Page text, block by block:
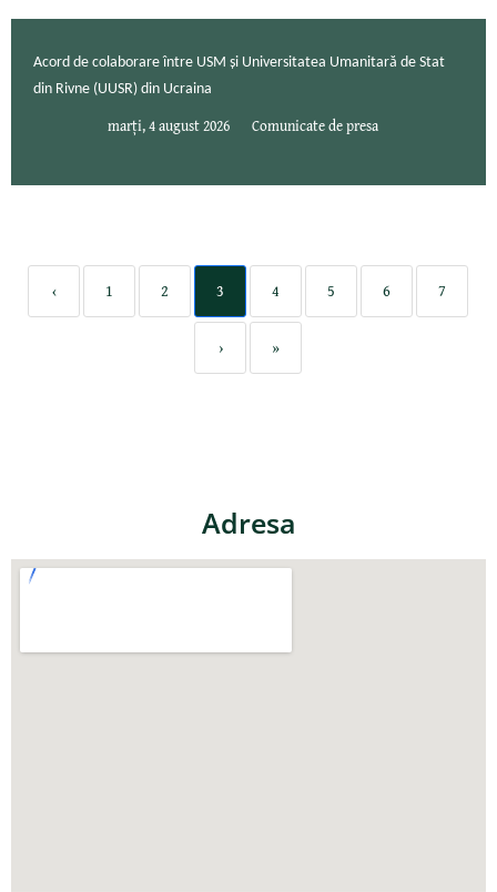
Acord de colaborare între USM și Universitatea Umanitară de Stat
din Rivne (UUSR) din Ucraina
marți, 4 august 2026 Comunicate de presa
‹ 1 2 3 4 5 6 7
› »
Adresa